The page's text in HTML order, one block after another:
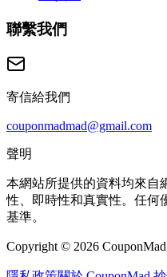
聯繫我們
寄信給我們
couponmadmad@gmail.com
聲明
本網站所提供的資料均來自
性、即時性和真實性。任何
基準。
Copyright © 2026